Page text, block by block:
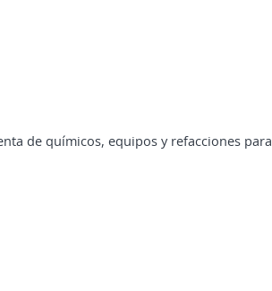
de químicos, equipos y refacciones para